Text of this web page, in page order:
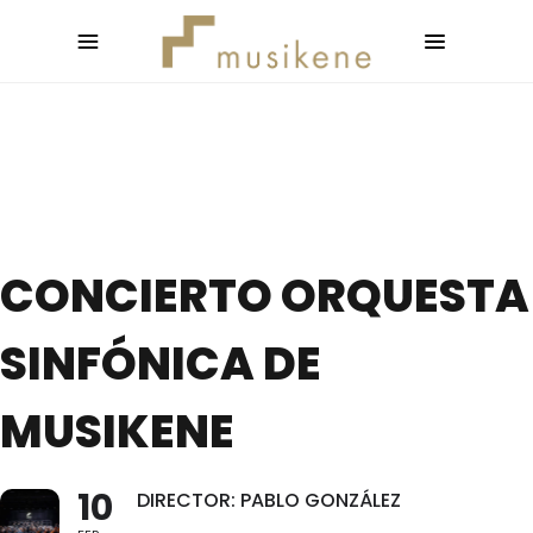
CONCIERTO ORQUESTA
SINFÓNICA DE
MUSIKENE
10 DIRECTOR: PABLO GONZÁLEZ